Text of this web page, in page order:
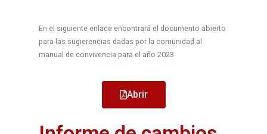
En el siguiente enlace encontrará el documento abierto
para las sugierencias dadas por la comunidad al
manual de convivencia para el año 2023
Abrir